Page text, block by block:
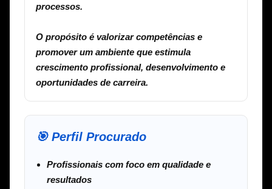
processos.
O propósito é valorizar competências e
promover um ambiente que estimula
crescimento profissional, desenvolvimento e
oportunidades de carreira.
🎯 Perfil Procurado
Profissionais com foco em qualidade e
resultados